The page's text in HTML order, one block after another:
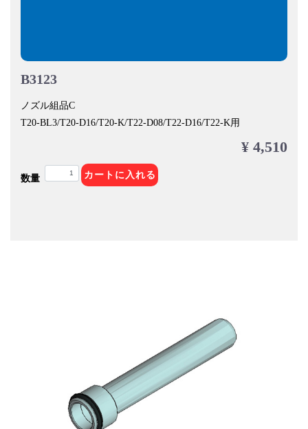
B3123
ノズル組品C
T20-BL3/T20-D16/T20-K/T22-D08/T22-D16/T22-K用
¥ 4,510
数量 カートに入れる